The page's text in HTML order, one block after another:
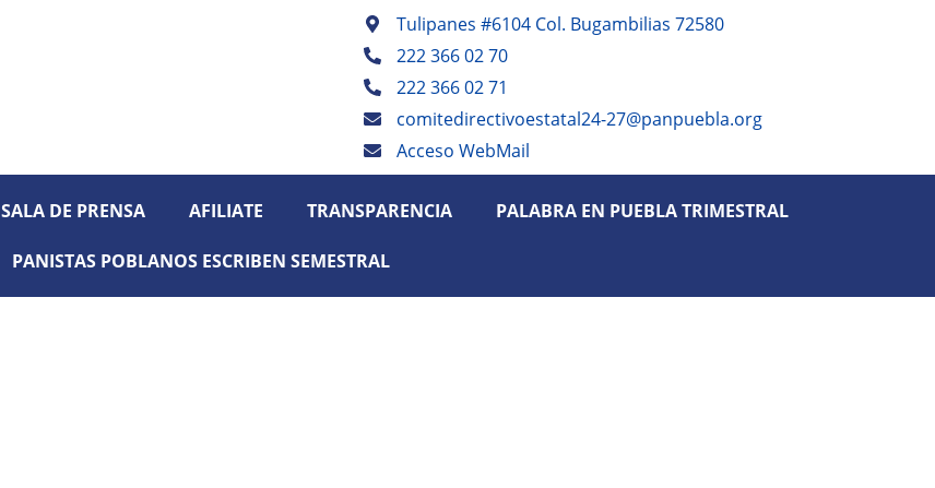
Tulipanes #6104 Col. Bugambilias 72580
222 366 02 70
222 366 02 71
comitedirectivoestatal24-27@panpuebla.org
Acceso WebMail
SALA DE PRENSA AFILIATE TRANSPARENCIA PALABRA EN PUEBLA TRIMESTRAL
PANISTAS POBLANOS ESCRIBEN SEMESTRAL